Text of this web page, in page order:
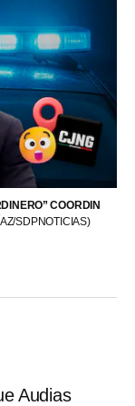
COORDIN
SDPNOTICIAS)
Audias